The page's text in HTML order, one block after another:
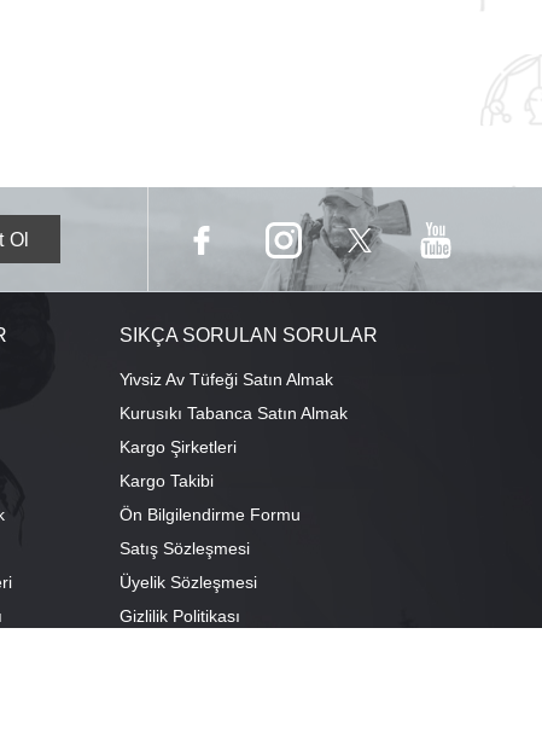
SIKÇA SORULAN SORULAR
Yivsiz Av Tüfeği Satın Almak
Kurusıkı Tabanca Satın Almak
Kargo Şirketleri
Kargo Takibi
Ön Bilgilendirme Formu
Satış Sözleşmesi
Üyelik Sözleşmesi
Gizlilik Politikası